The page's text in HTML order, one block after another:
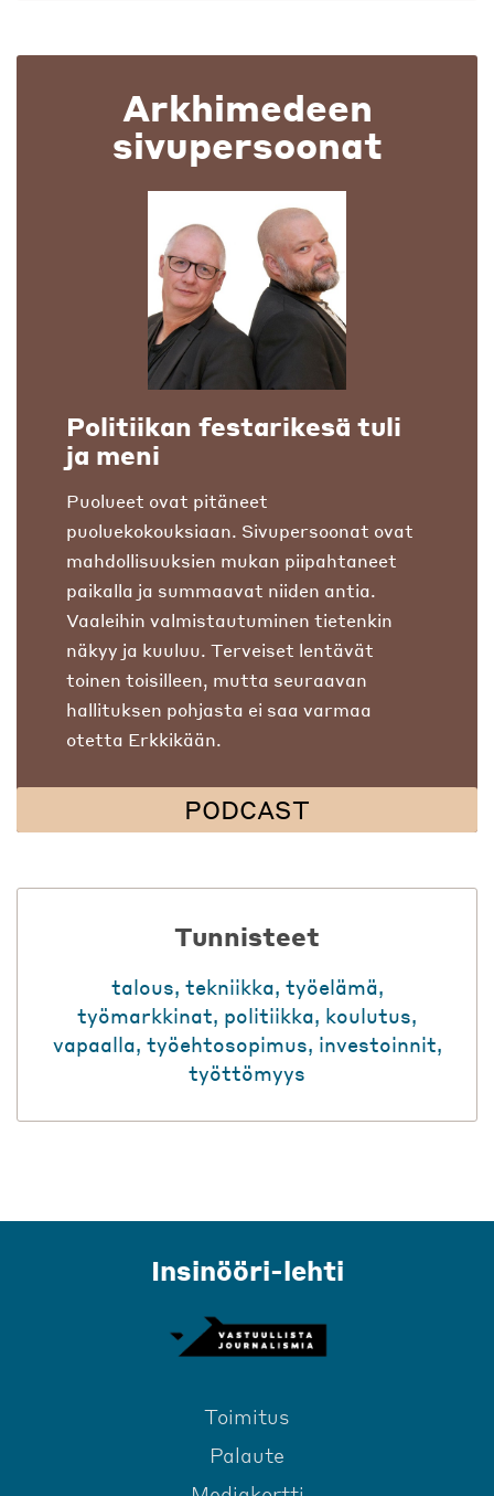
Arkhimedeen
sivupersoonat
Politiikan festarikesä tuli
ja meni
Puolueet ovat pitäneet
puoluekokouksiaan. Sivupersoonat ovat
mahdollisuuksien mukan piipahtaneet
paikalla ja summaavat niiden antia.
Vaaleihin valmistautuminen tietenkin
näkyy ja kuuluu. Terveiset lentävät
toinen toisilleen, mutta seuraavan
hallituksen pohjasta ei saa varmaa
otetta Erkkikään.
PODCAST
Tunnisteet
talous, tekniikka, työelämä,
työmarkkinat, politiikka, koulutus,
vapaalla, työehtosopimus, investoinnit,
työttömyys
Insinööri-lehti
Toimitus
Palaute